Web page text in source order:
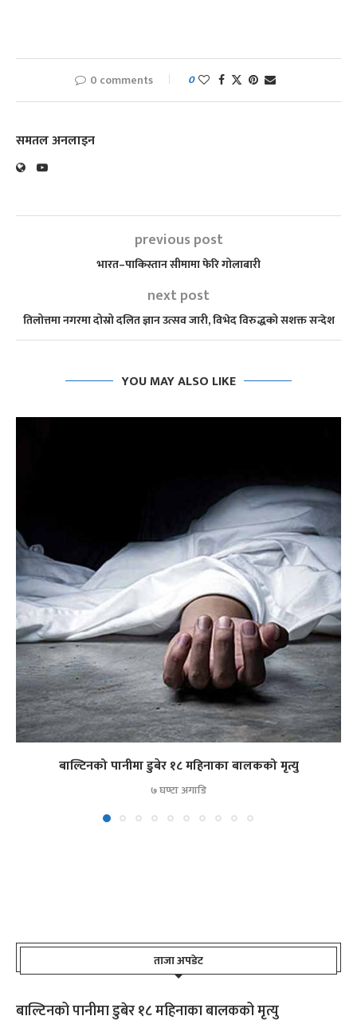
0 comments 0
समतल अनलाइन
previous post
भारत–पाकिस्तान सीमामा फेरि गोलाबारी
next post
तिलोत्तमा नगरमा दोस्रो दलित ज्ञान उत्सव जारी, विभेद विरुद्धको सशक्त सन्देश
YOU MAY ALSO LIKE
बाल्टिनको पानीमा डुबेर १८ महिनाका बालकको मृत्यु
७ घण्टा अगाडि
ताजा अपडेट
बाल्टिनको पानीमा डुबेर १८ महिनाका बालकको मृत्यु